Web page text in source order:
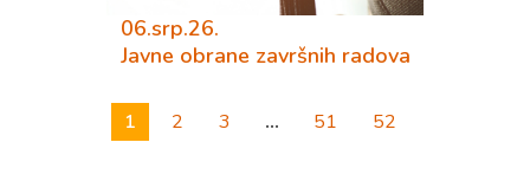
06.srp.26.
Javne obrane završnih radova
1 2 3 … 51 52